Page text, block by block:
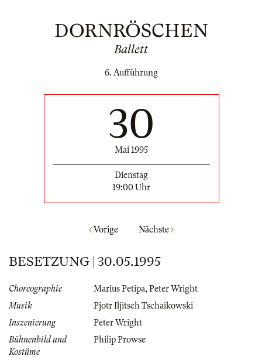
DORNRÖSCHEN
Ballett
6. Aufführung
30
Mai 1995
Dienstag
19:00 Uhr
Vorige Nächste
BESETZUNG | 30.05.1995
Choreographie Marius Petipa, Peter Wright
Musik
Pjotr Iljitsch Tschaikowski
Inszenierung
Peter Wright
Bühnenbild und
Kostüme
Philip Prowse